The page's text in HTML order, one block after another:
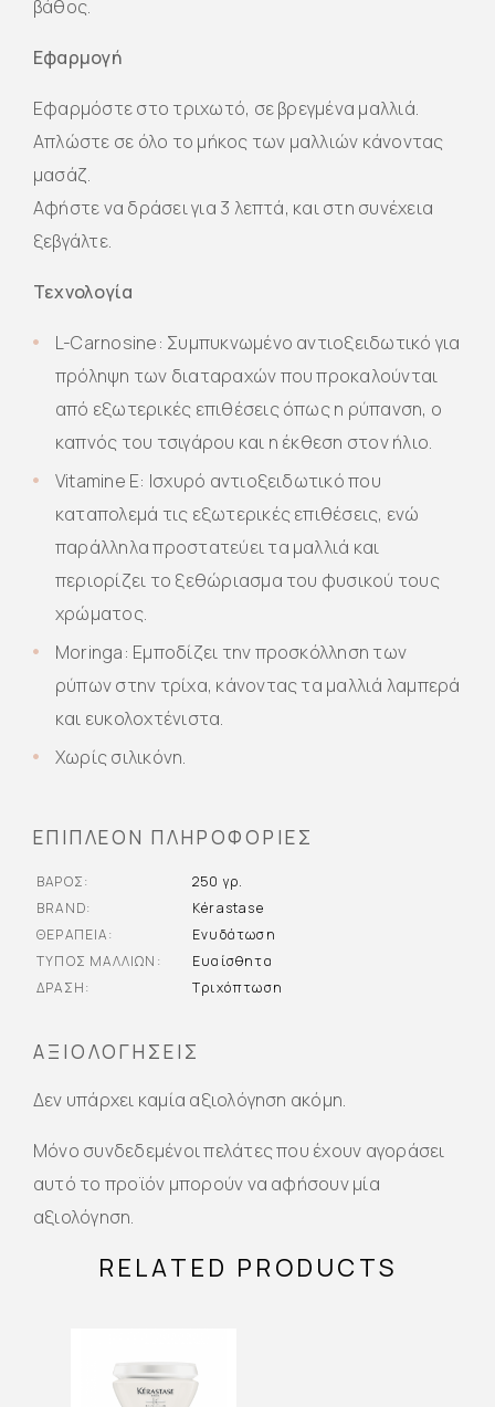
βάθος.
Εφαρμογή
Εφαρμόστε στο τριχωτό, σε βρεγμένα μαλλιά.
Απλώστε σε όλο το μήκος των μαλλιών κάνοντας
μασάζ.
Αφήστε να δράσει για 3 λεπτά, και στη συνέχεια
ξεβγάλτε.
Τεχνολογία
L-Carnosine: Συμπυκνωμένο αντιοξειδωτικό για
πρόληψη των διαταραχών που προκαλούνται
από εξωτερικές επιθέσεις όπως η ρύπανση, ο
καπνός του τσιγάρου και η έκθεση στον ήλιο.
Vitamine E: Ισχυρό αντιοξειδωτικό που
καταπολεμά τις εξωτερικές επιθέσεις, ενώ
παράλληλα προστατεύει τα μαλλιά και
περιορίζει το ξεθώριασμα του φυσικού τους
χρώματος.
Moringa: Εμποδίζει την προσκόλληση των
ρύπων στην τρίχα, κάνοντας τα μαλλιά λαμπερά
και ευκολοχτένιστα.
Χωρίς σιλικόνη.
ΕΠΙΠΛΈΟΝ ΠΛΗΡΟΦΟΡΊΕΣ
ΒΆΡΟΣ
250 γρ.
BRAND
Kérastase
ΘΕΡΑΠΕΊΑ
Ενυδάτωση
ΤΎΠΟΣ ΜΑΛΛΙΏΝ
Ευαίσθητα
ΔΡΆΣΗ
Τριχόπτωση
ΑΞΙΟΛΟΓΉΣΕΙΣ
Δεν υπάρχει καμία αξιολόγηση ακόμη.
Μόνο συνδεδεμένοι πελάτες που έχουν αγοράσει
αυτό το προϊόν μπορούν να αφήσουν μία
αξιολόγηση.
RELATED PRODUCTS